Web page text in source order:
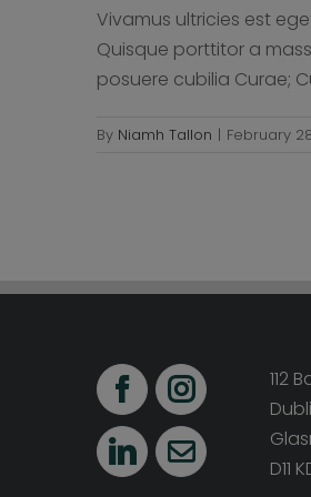
Vivamus ultricies est
Quisque porttitor a
posuere cubilia Curae;
By Niamh Tallon | February
112
D11